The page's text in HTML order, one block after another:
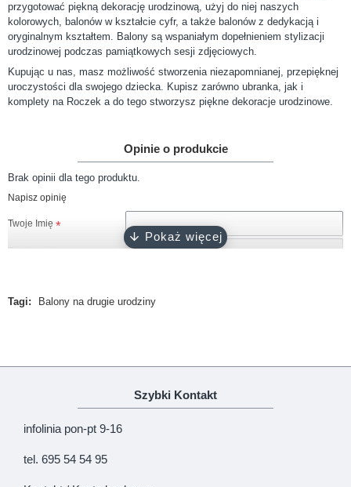
przygotować piękną dekorację urodzinową, użyj do niej naszych
kolorowych, balonów w kształcie cyfr, a także balonów z dedykacją i
oryginalnym kształtem. Balony są wspaniałym dopełnieniem stylizacji
urodzinowej podczas pamiątkowych sesji zdjęciowych.
Kupując u nas, masz możliwość stworzenia niezapomnianej, przepięknej
uroczystości dla swojego dziecka. Kupisz zarówno ubranka, jak i
komplety na Roczek a do tego stworzysz piękne dekoracje urodzinowe.
Opinie o produkcie
Brak opinii dla tego produktu.
Napisz opinię
Twoje Imię
Twoja opinia
KONTYNUUJ
Tagi: Balony na drugie urodziny
Szybki Kontakt
infolinia pon-pt 9-16
tel. 695 54 54 95